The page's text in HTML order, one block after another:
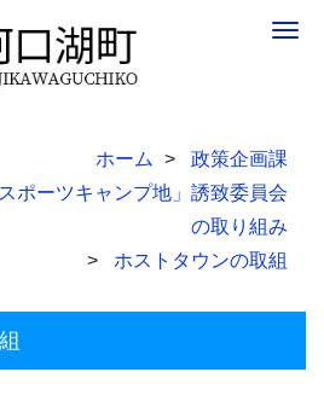
ホーム
政策企画課
ポーツキャンプ地」誘致委員会
の取り組み
ホストタウンの取組